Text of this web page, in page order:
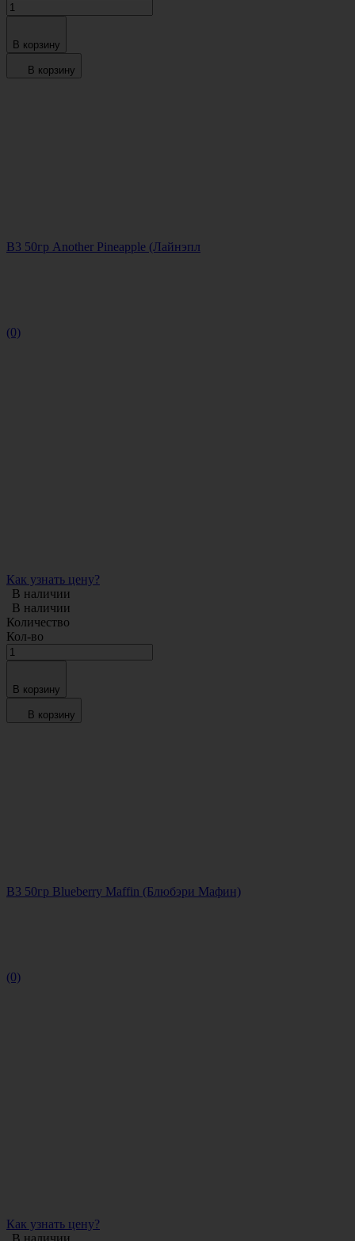
В корзину
В корзину
B3 50гр Another Pineapple (Лайнэпл
(0)
Как узнать цену?
В наличии
В наличии
Количество
Кол-во
В корзину
В корзину
B3 50гр Blueberry Maffin (Блюбэри Мафин)
(0)
Как узнать цену?